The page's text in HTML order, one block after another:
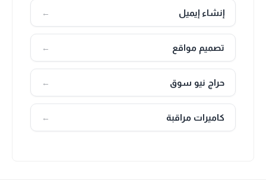
إنشاء إيميل ←
تصميم مواقع ←
حراج نيو سوق ←
كاميرات مراقبة ←